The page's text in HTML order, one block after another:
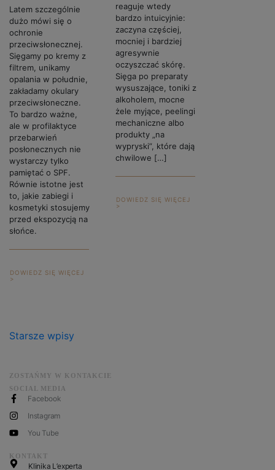
Latem szczególnie
dużo mówi się o
ochronie
przeciwsłonecznej.
Sięgamy po kremy z
filtrem, unikamy
opalania w południe,
zakładamy okulary
przeciwsłoneczne.
To bardzo ważne,
ale w profilaktyce
przebarwień
posłonecznych nie
wystarczy tylko
pamiętać o SPF.
Równie istotne jest
to, jakie zabiegi i
kosmetyki stosujemy
przed ekspozycją na
słońce.
DOWIEDZ SIĘ WIĘCEJ
>
reaguje wtedy
bardzo intuicyjnie:
zaczyna częściej,
mocniej i bardziej
agresywnie
oczyszczać skórę.
Sięga po preparaty
wysuszające, toniki z
alkoholem, mocne
żele myjące, peelingi
mechaniczne albo
produkty „na
wypryski”, które dają
chwilowe […]
DOWIEDZ SIĘ WIĘCEJ
>
Starsze wpisy
ZOSTAŃMY W KONTAKCIE
SOCIAL MEDIA
Facebook
Instagram
You Tube
KONTAKT
Klinika L’experta